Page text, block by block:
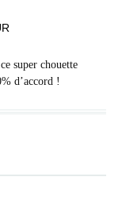
super chouette
d’accord !